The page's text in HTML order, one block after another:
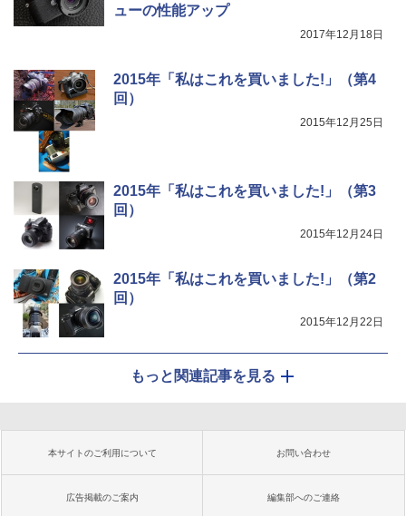
ューの性能アップ
2017年12月18日
2015年「私はこれを買いました!」（第4
回）
2015年12月25日
2015年「私はこれを買いました!」（第3
回）
2015年12月24日
2015年「私はこれを買いました!」（第2
回）
2015年12月22日
もっと関連記事を見る
本サイトのご利用について お問い合わせ
広告掲載のご案内 編集部へのご連絡